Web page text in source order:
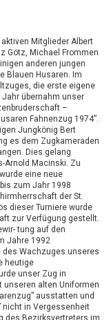
Mitglieder Albert
Götz, Michael Frommen
anderen jungen
Blauen Husaren. Im
die erste eigene
übernahm unser
–
Fahnenzug 1974”.
Jungkönig Bert
es dem Zugkameraden
Dies gelang
Arnold Macinski. Zu
eine neue
zum Jahr 1998
der St.
dieser Turniere wurde
zur Verfügung gestellt.
tung auf den
Jahre 1992
des Wachzuges unseres
heutige
unser Zug in
unseren alten Uniformen
ausstatten und
nicht in Vergessenheit